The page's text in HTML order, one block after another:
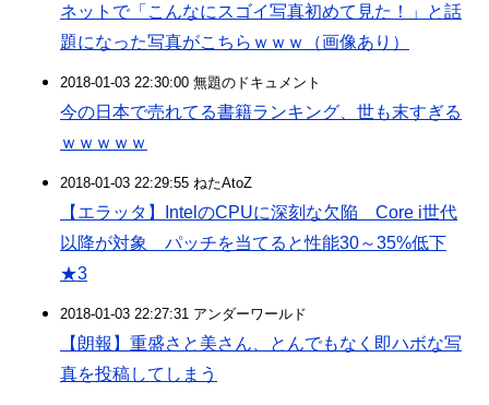
ネットで「こんなにスゴイ写真初めて見た！」と話
題になった写真がこちらｗｗｗ（画像あり）
2018-01-03 22:30:00 無題のドキュメント
今の日本で売れてる書籍ランキング、世も末すぎる
ｗｗｗｗｗ
2018-01-03 22:29:55 ねたAtoZ
【エラッタ】IntelのCPUに深刻な欠陥 Core i世代
以降が対象 パッチを当てると性能30～35%低下
★3
2018-01-03 22:27:31 アンダーワールド
【朗報】重盛さと美さん、とんでもなく即ハボな写
真を投稿してしまう